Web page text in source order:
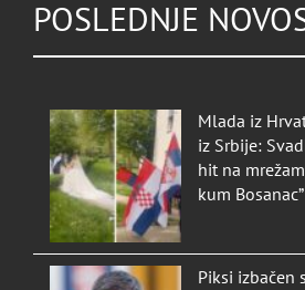
POSLEDNJE
Mlada iz
iz Srbije:
hit na
kum Bosanac”
Piksi izbačen